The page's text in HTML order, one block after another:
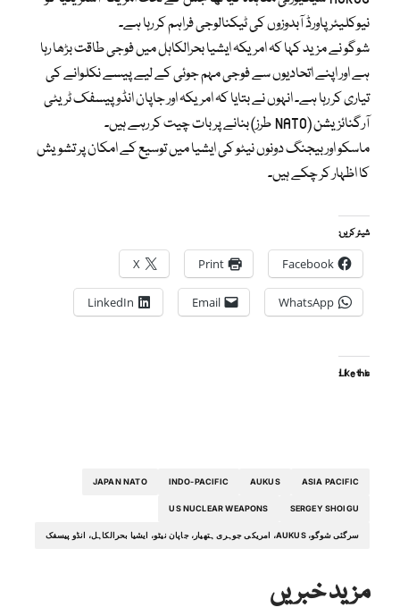
نیوکلیئر پاورڈ آبدوزوں کی ٹیکنالوجی فراہم کر رہا ہے۔
شوگو نے مزید کہا کہ امریکہ ایشیا بحرالکاہل میں فوجی طاقت بڑھا رہا
ہے اور اپنے اتحادیوں سے فوجی مہم جوئی کے لیے پیسے نکلوانے کی
تیاری کر رہا ہے۔ انہوں نے بتایا کہ امریکہ اور جاپان انڈو پیسفک ٹریٹی
آرگنائزیشن (NATO طرز) بنانے پر بات چیت کر رہے ہیں۔
ماسکو اور بیجنگ دونوں نیٹو کی ایشیا میں توسیع کے امکان پر تشویش
کا اظہار کر چکے ہیں۔
شیئر کریں:
Facebook
Print
X
WhatsApp
Email
LinkedIn
Like this:
ASIA PACIFIC
AUKUS
INDO-PACIFIC
JAPAN NATO
SERGEY SHOIGU
US NUCLEAR WEAPONS
سرگئی شوگو، AUKUS، امریکی جوہری ہتھیار، جاپان نیٹو، ایشیا بحرالکاہل، انڈو پیسفک
مزید خبریں